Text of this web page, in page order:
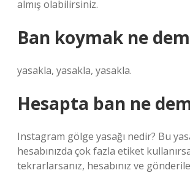
almış olabilirsiniz.
Ban koymak ne
yasakla, yasakla, yasakla.
Hesapta ban ne
Instagram gölge yasağı nedir? Bu
hesabınızda çok fazla etiket
tekrarlarsanız, hesabınız ve